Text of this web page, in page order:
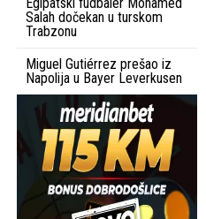
Salah dočekan u turskom
Trabzonu
Miguel Gutiérrez prešao iz
Napolija u Bayer Leverkusen